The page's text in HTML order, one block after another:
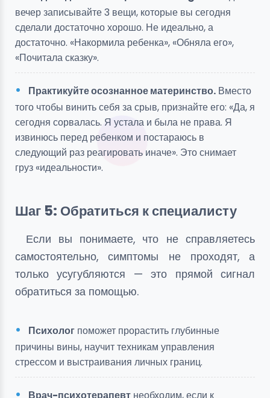
вечер записывайте 3 вещи, которые вы сегодня
сделали достаточно хорошо. Не идеально, а
достаточно. «Накормила ребенка», «Обняла его»,
«Почитала сказку».
Практикуйте осознанное материнство. Вместо
того чтобы винить себя за срыв, признайте его: «Да, я
сегодня сорвалась. Я устала и была не права. Я
извинюсь перед ребенком и постараюсь в
следующий раз реагировать иначе». Это снимает
груз «идеальности».
Шаг 5: Обратиться к специалисту
Если вы понимаете, что не справляетесь
самостоятельно, симптомы не проходят, а
только усугубляются — это прямой сигнал
обратиться за помощью.
Психолог поможет прорастить глубинные
причины вины, научит техникам управления
стрессом и выстраивания личных границ.